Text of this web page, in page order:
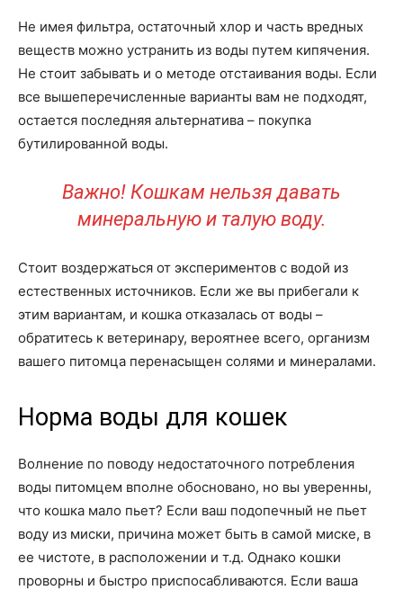
Не имея фильтра, остаточный хлор и часть вредных
веществ можно устранить из воды путем кипячения.
Не стоит забывать и о методе отстаивания воды. Если
все вышеперечисленные варианты вам не подходят,
остается последняя альтернатива – покупка
бутилированной воды.
Важно! Кошкам нельзя давать
минеральную и талую воду.
Стоит воздержаться от экспериментов с водой из
естественных источников. Если же вы прибегали к
этим вариантам, и кошка отказалась от воды –
обратитесь к ветеринару, вероятнее всего, организм
вашего питомца перенасыщен солями и минералами.
Норма воды для кошек
Волнение по поводу недостаточного потребления
воды питомцем вполне обосновано, но вы уверенны,
что кошка мало пьет? Если ваш подопечный не пьет
воду из миски, причина может быть в самой миске, в
ее чистоте, в расположении и т.д. Однако кошки
проворны и быстро приспосабливаются. Если ваша